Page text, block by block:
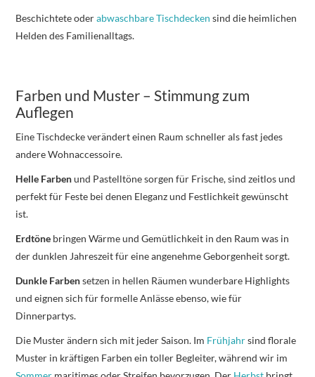
Beschichtete oderabwaschbare Tischdecken sind die heimlichen
Helden des Familienalltags.
Farben und Muster – Stimmung zum
Auflegen
Eine Tischdecke verändert einen Raum schneller als fast jedes
andere Wohnaccessoire.
Helle Farbenund Pastelltöne sorgen für Frische, sind zeitlos und
perfekt für Feste bei denen Eleganz und Festlichkeit gewünscht
ist.
Erdtöne bringen Wärme und Gemütlichkeit in den Raum was in
der dunklen Jahreszeit für eine angenehme Geborgenheit sorgt.
Dunkle Farbensetzen in hellen Räumen wunderbare Highlights
und eignen sich für formelle Anlässe ebenso, wie für
Dinnerpartys.
Die Muster ändern sich mit jeder Saison. Im Frühjahrsind florale
Muster in kräftigen Farben ein toller Begleiter, während wir im